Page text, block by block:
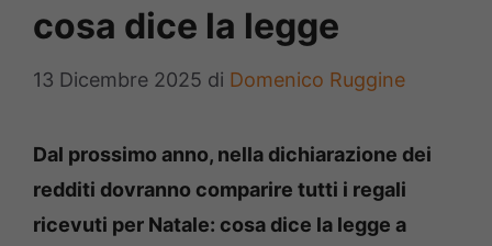
cosa dice la legge
13 Dicembre 2025 di Domenico Ruggine
Dal prossimo anno, nella dichiarazione dei
redditi dovranno comparire tutti i regali
ricevuti per Natale: cosa dice la legge a